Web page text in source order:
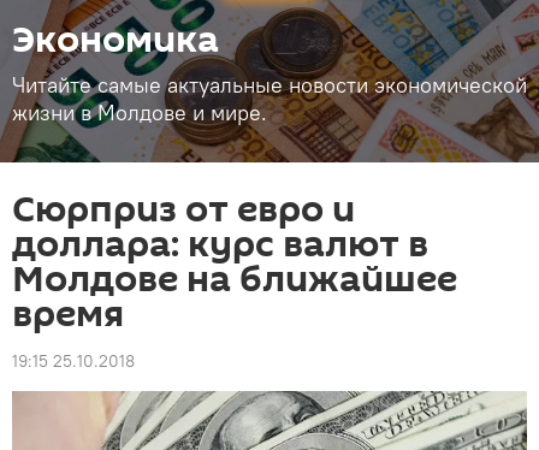
Экономика
Читайте самые актуальные новости экономической
жизни в Молдове и мире.
Сюрприз от евро и
доллара: курс валют в
Молдове на ближайшее
время
19:15 25.10.2018